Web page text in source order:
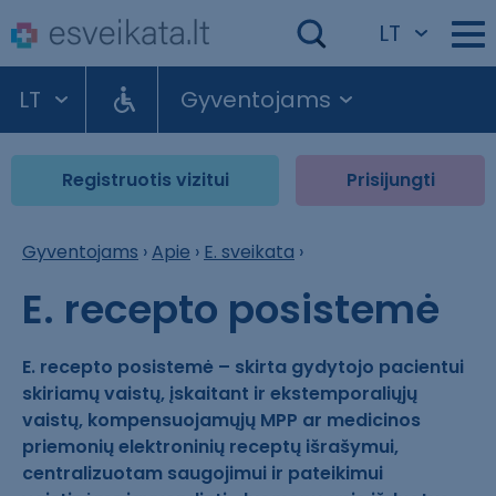
LT
LT Gyventojams
Registruotis vizitui Prisijungti
Gyventojams ›Apie › E. sveikata ›
E. recepto posistemė
E. recepto posistemė – skirta gydytojo pacientui
skiriamų vaistų, įskaitant ir ekstemporaliųjų
vaistų, kompensuojamųjų MPP ar medicinos
priemonių elektroninių receptų išrašymui,
centralizuotam saugojimui ir pateikimui